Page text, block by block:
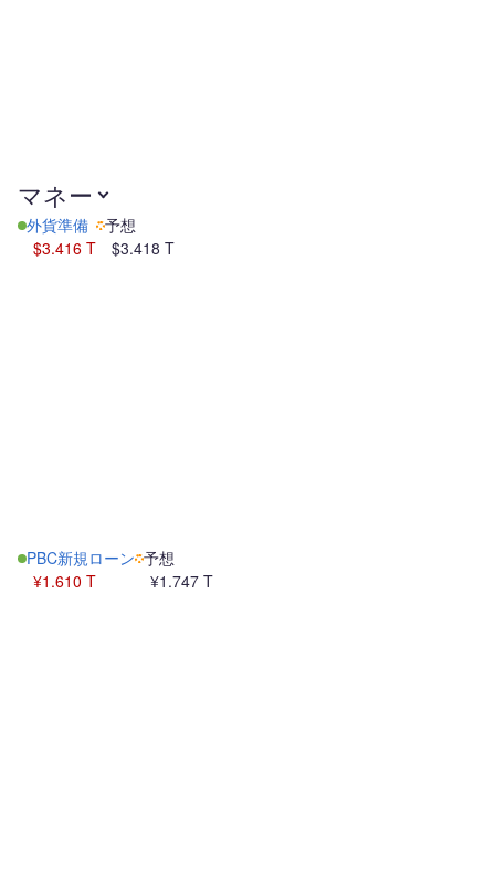
マネー
外貨準備
$3.416 T
予想
$3.418 T
PBC新規ローン
¥1.610 T
予想
¥1.747 T